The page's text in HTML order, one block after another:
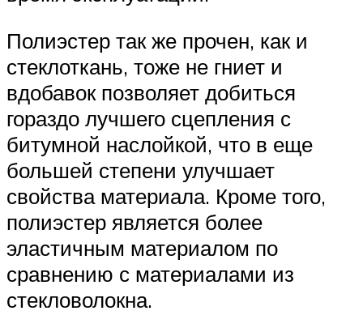
Полиэстер так же прочен, как и
стеклоткань, тоже не гниет и
вдобавок позволяет добиться
гораздо лучшего сцепления с
битумной наслойкой, что в еще
большей степени улучшает
свойства материала. Кроме того,
полиэстер является более
эластичным материалом по
сравнению с материалами из
стекловолокна.